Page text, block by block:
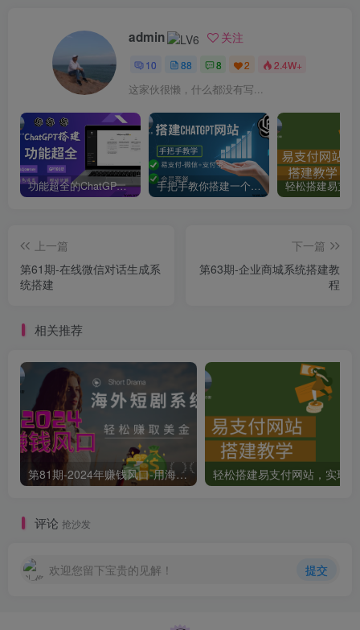
admin 关注
10 88 8 2 2.4W+
这家伙很懒，什么都没有写...
功能超全的ChatGPT网站搭建教学-支持Midjourney绘画+GPT4/GPT0613+角色设定 手把手教你搭建一个ChatGPT聊天网站-支持会员套餐和易
上一篇
第61期-在线微信对话生成系
统搭建
下一篇
第63期-企业商城系统搭建教
程
相关推荐
第81期-2024年赚钱风口-用海外短剧系统轻松赚取美金
评论 抢沙发
欢迎您留下宝贵的见解！ 提交